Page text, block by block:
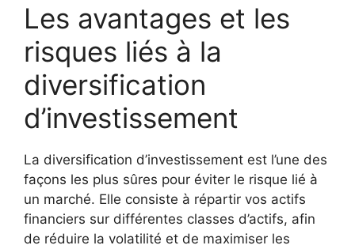
Les avantages et les
risques liés à la
diversification
d’investissement
La diversification d’investissement est l’une des
façons les plus sûres pour éviter le risque lié à
un marché. Elle consiste à répartir vos actifs
financiers sur différentes classes d’actifs, afin
de réduire la volatilité et de maximiser les